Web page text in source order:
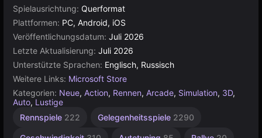
Spielausrichtung: Querformat
Plattformen: PC, Android, iOS
Veröffentlichungsdatum: Juli 2026
Letzte Aktualisierung: Juli 2026
Unterstützte Sprachen: Englisch, Russisch
Weitere Links: Microsoft Store
Kategorien: Neue, Action, Rennen, Arcade, Simulation, 3D,
Auto, Lustige
Rennspiele 222 Gelegenheitsspiele 2290
Arcade-